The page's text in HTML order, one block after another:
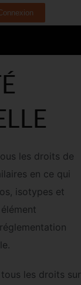
les droits de
en ce qui
isotypes et
tous les droits sur